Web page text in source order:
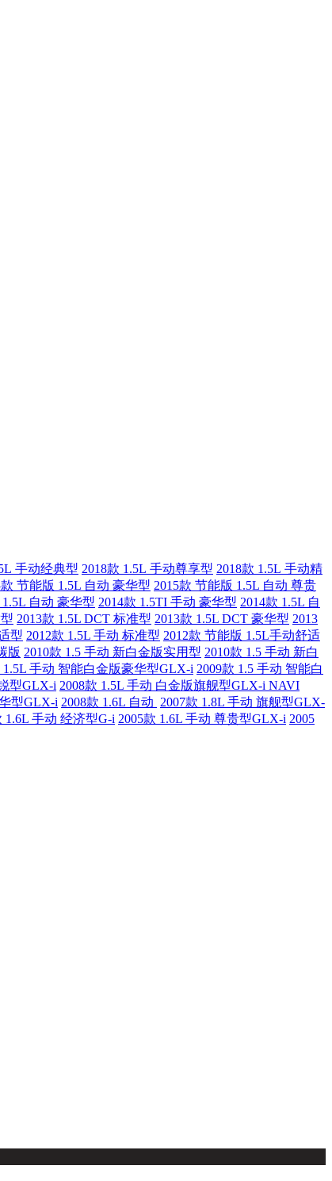
手动经典型 2018款 1.5L 手动尊享型 2018款 1.5L 手动精
款 节能版 1.5L 自动 豪华型 2015款 节能版 1.5L 自动 尊贵
1.5L 自动 豪华型 2014款 1.5TI 手动 豪华型 2014款 1.5L 自
2013款 1.5L DCT 标准型 2013款 1.5L DCT 豪华型 2013
型 2012款 1.5L 手动 标准型 2012款 节能版 1.5L手动舒适
版 2010款 1.5 手动 新白金版实用型 2010款 1.5 手动 新白
1.5L 手动 智能白金版豪华型GLX-i 2009款 1.5 手动 智能白
型GLX-i 2008款 1.5L 手动 白金版旗舰型GLX-i NAVI
型GLX-i 2008款 1.6L 自动 2007款 1.8L 手动 旗舰型GLX-
1.6L 手动 经济型G-i 2005款 1.6L 手动 尊贵型GLX-i 2005